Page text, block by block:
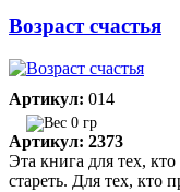
Возраст счастья
Артикул: 014
0 гр
Артикул: 2373
Эта книга для тех,
стареть. Для тех, кто